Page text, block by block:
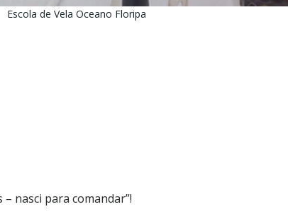
Escola de Vela Oceano Floripa
nasci para comandar”!